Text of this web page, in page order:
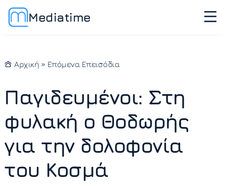
Mediatime
Αρχική » Επόμενα Επεισόδια
Παγιδευμένοι: Στη
φυλακή ο Θοδωρής
για την δολοφονία
του Κοσμά